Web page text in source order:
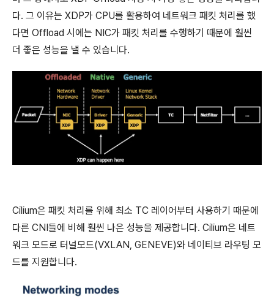
다. 그 이유는 XDP가 CPU를 활용하여 네트워크 패킷 처리를 했
다면 Offload 시에는 NIC가 패킷 처리를 수행하기 때문에 훨씬
더 좋은 성능을 낼 수 있습니다.
Cilium은 패킷 처리를 위해 최소 TC 레이어부터 사용하기 때문에
다른 CNI들에 비해 훨씬 나은 성능을 제공합니다. Cilium은 네트
워크 모드로 터널모드(VXLAN, GENEVE)와 네이티브 라우팅 모
드를 지원합니다.